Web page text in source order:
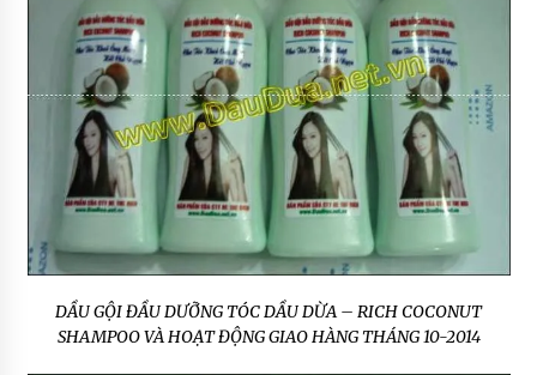
DẦU GỘI ĐẦU DƯỠNG TÓC DẦU DỪA – RICH COCONUT
SHAMPOO VÀ HOẠT ĐỘNG GIAO HÀNG THÁNG 10-2014